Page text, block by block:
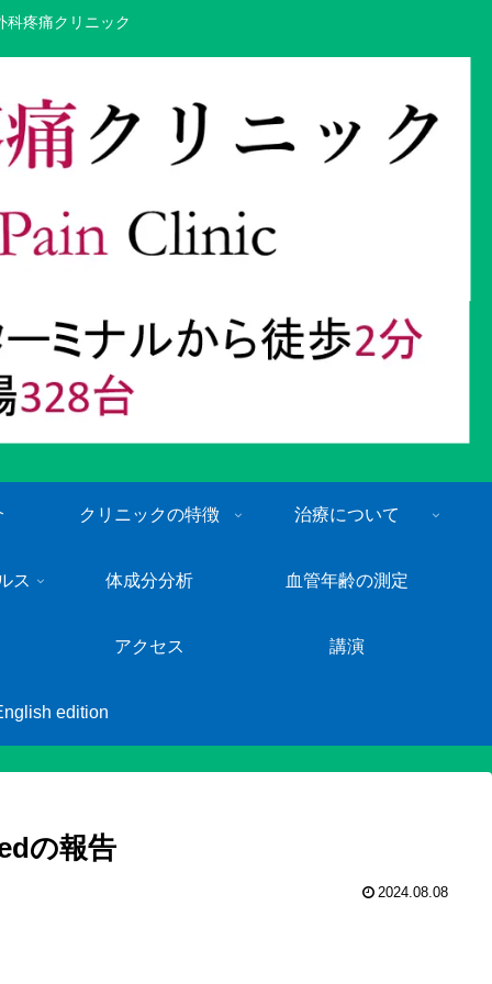
科疼痛クリニック
クリニックの特徴 治療について
ス 体成分分析 血管年齢の測定
アクセス 講演
edition
の報告
2024.08.08